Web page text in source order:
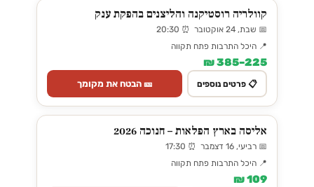
קוולריה רוסטיקנה והליצנים בהפקת ענק
📅 שבת, 24 אוקטובר ⏰ 20:30
📍 היכל התרבות פתח תקווה
225–385 ₪
📋 פרטים נוספים 🎫 הבטח את מקומך
אליסה בארץ הפלאות – חנוכה 2026
📅 רביעי, 16 דצמבר ⏰ 17:30
📍 היכל התרבות פתח תקווה
109 ₪